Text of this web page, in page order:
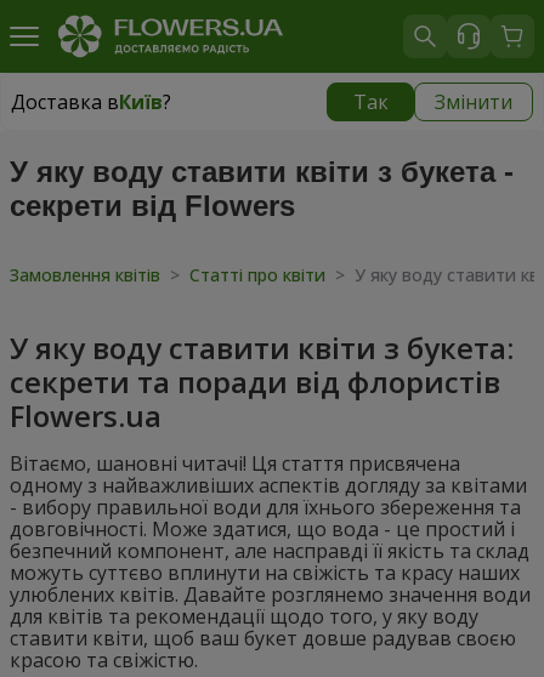
Доставка вКиїв? Так Змінити
Доставка вКиїв
У яку воду ставити квіти з букета -
секрети від Flowers
Замовлення квітів > Статті про квіти > У яку воду ставити
У яку воду ставити квіти з букета:
секрети та поради від флористів
Flowers.ua
Вітаємо, шановні читачі! Ця стаття присвячена
одному з найважливіших аспектів догляду за квітами
- вибору правильної води для їхнього збереження та
довговічності. Може здатися, що вода - це простий і
безпечний компонент, але насправді її якість та склад
можуть суттєво вплинути на свіжість та красу наших
улюблених квітів. Давайте розглянемо значення води
для квітів та рекомендації щодо того, у яку воду
ставити квіти, щоб ваш букет довше радував своєю
красою та свіжістю.